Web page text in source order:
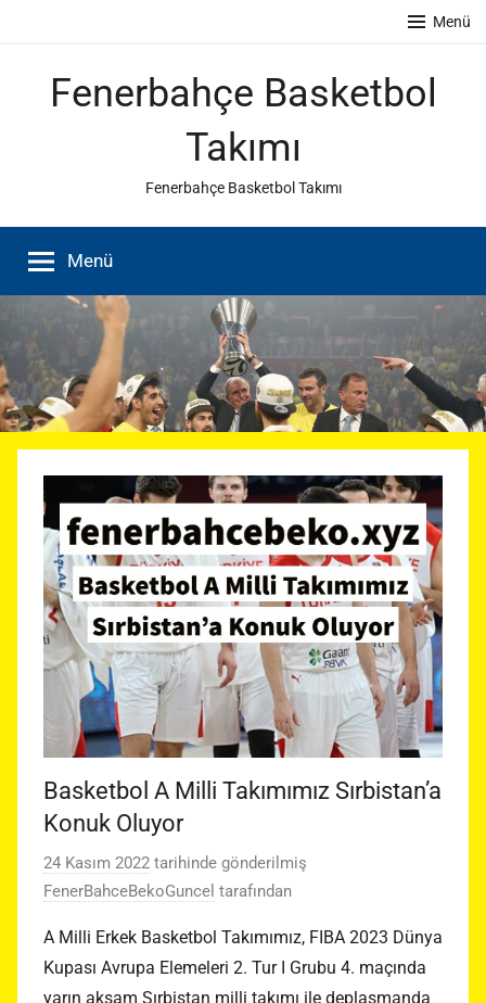
Menü
Fenerbahçe Basketbol
Takımı
Fenerbahçe Basketbol Takımı
Menü
Basketbol A Milli Takımımız Sırbistan’a
Konuk Oluyor
24 Kasım 2022 tarihinde gönderilmiş
FenerBahceBekoGuncel tarafından
A Milli Erkek Basketbol Takımımız, FIBA 2023 Dünya
Kupası Avrupa Elemeleri 2. Tur I Grubu 4. maçında
yarın akşam Sırbistan milli takımı ile deplasmanda